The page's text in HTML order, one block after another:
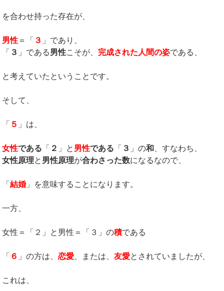
を合わせ持った存在が、
男性 ＝「 ３ 」であり、
「 ３ 」である男性こそが、 完成された人間の姿である、
と考えていたということです。
そして、
「 ５ 」は、
女性である 「 ２ 」と 男性である 「 ３ 」の和 、すなわち、
女性原理と 男性原理が合わさった数になるなので、
「結婚 」を意味することになります。
一方、
女性＝「２」と男性＝「３」の積である
「 ６ 」の方は、恋愛、または、友愛とされていましたが、
これは、